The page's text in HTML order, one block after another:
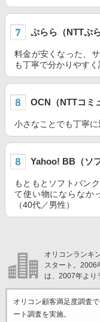
ぷらら（NTTぷら
料金が安くなった、
も丁寧で分かりやす
OCN（NTTコミ
小さなことでも丁寧に
Yahoo! BB（ソ
もともとソフトバン
て使い物にならなか
（40代／男性）
オリコンランキ
スタート。2006
は、2007年より
オリコン顧客満足度調査
ート調査を実施。